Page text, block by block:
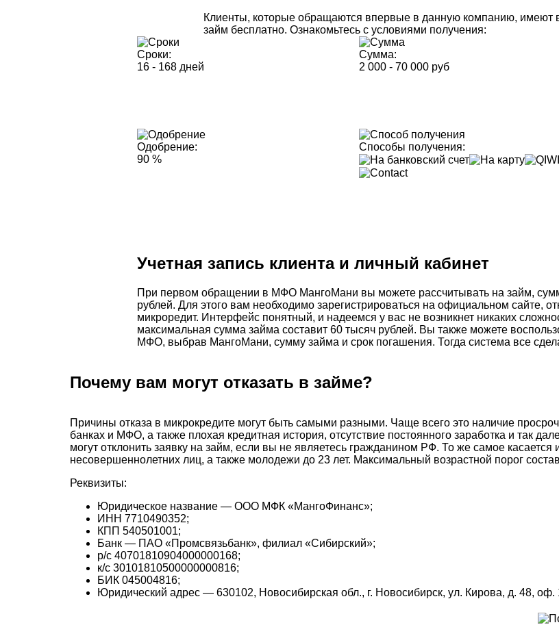
Клиенты, которые обращаются впервые в данную компанию, имеют
займ бесплатно. Ознакомьтесь с условиями получения:
Сроки:
16 - 168 дней
Сумма:
2 000 - 70 000 руб
Одобрение:
90 %
Способы получения:
Учетная запись клиента и личный кабинет
При первом обращении в МФО МангоМани вы можете рассчитывать на займ,
рублей. Для этого вам необходимо зарегистрироваться на официальном сайте,
микроредит. Интерфейс понятный, и надеемся у вас не возникнет никаких
максимальная сумма займа составит 60 тысяч рублей. Вы также можете
МФО, выбрав МангоМани, сумму займа и срок погашения. Тогда система все
Почему вам могут отказать в займе?
Причины отказа в микрокредите могут быть самыми разными. Чаще всего это наличие
банках и МФО, а также плохая кредитная история, отсутствие постоянного заработка и так
могут отклонить заявку на займ, если вы не являетесь гражданином РФ. То же самое касается
несовершеннолетних лиц, а также молодежи до 23 лет. Максимальный возрастной порог
Реквизиты:
Юридическое название — ООО МФК «МангоФинанс»;
ИНН 7710490352;
КПП 540501001;
Банк — ПАО «Промсвязьбанк», филиал «Сибирский»;
р/с 40701810904000000168;
к/с 30101810500000000816;
БИК 045004816;
Юридический адрес — 630102, Новосибирская обл., г. Новосибирск, ул. Кирова, д. 48, оф.